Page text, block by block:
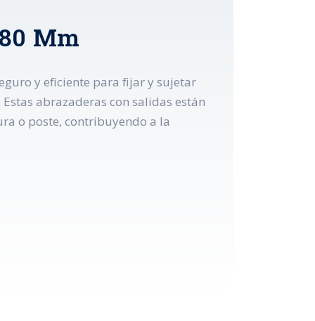
Mm
y eficiente para fijar y sujetar
abrazaderas con salidas están
o poste, contribuyendo a la